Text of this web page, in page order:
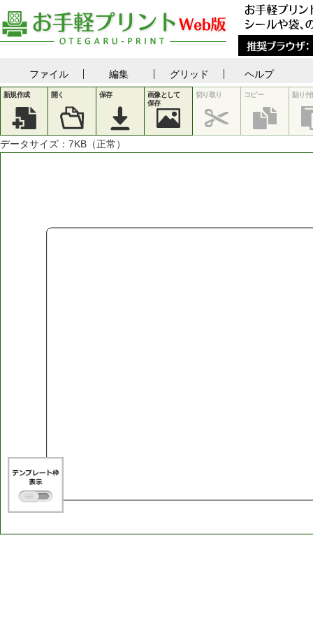
ファイル 編集 グリッド ヘルプ
新規作成 開く 保存
画像として
保存
切り取り コピー 貼り付
データサイズ： 7KB（正常）